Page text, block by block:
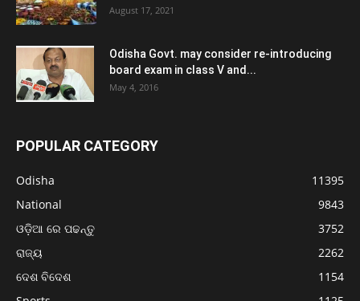
August 17, 2021
Odisha Govt. may consider re-introducing
board exam in class V and...
May 4, 2016
POPULAR CATEGORY
Odisha
11395
National
9843
ଓଡ଼ିଆ ରେ ପଢନ୍ତୁ
3752
ରାଜ୍ୟ
2262
ଦେଶ ବିଦେଶ
1154